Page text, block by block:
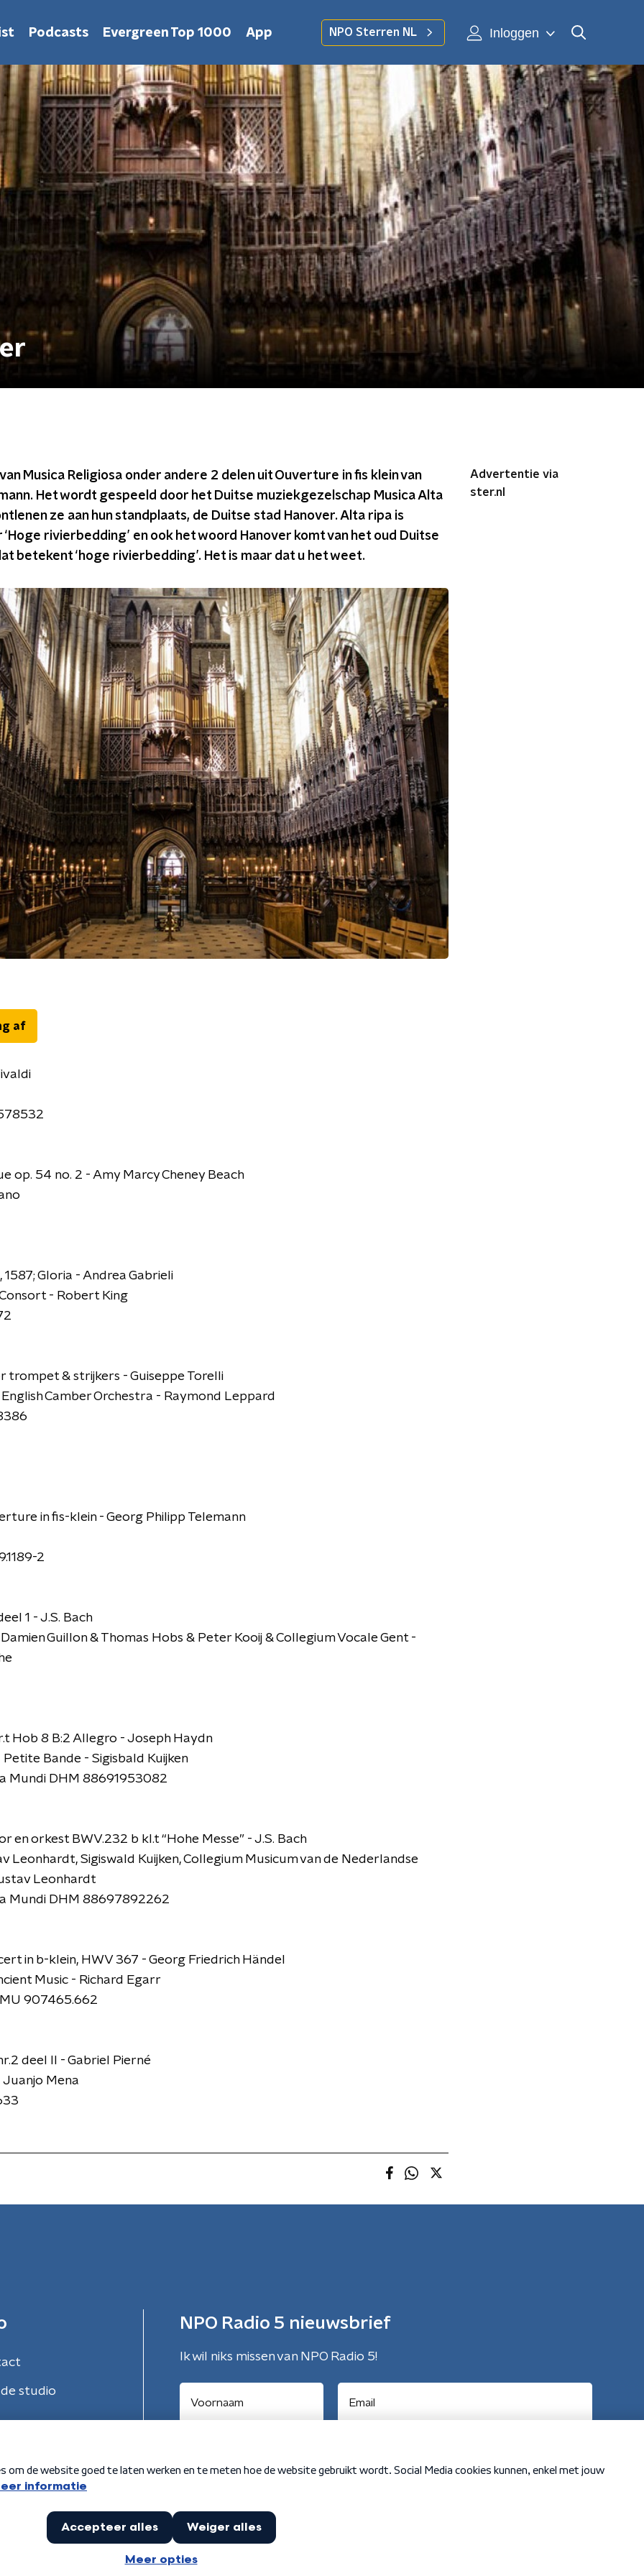
Podcasts Evergreen Top 1000 App NPO Sterren NL Inloggen
Musica Religiosa onder andere 2 delen uit Ouverture in fis klein van
Het wordt gespeeld door het Duitse muziekgezelschap Musica Alta
ze aan hun standplaats, de Duitse stad Hanover. Alta ripa is
‘Hoge rivierbedding’ en ook het woord Hanover komt van het oud Duitse
betekent ‘hoge rivierbedding’. Het is maar dat u het weet.
af
op. 54 no. 2 - Amy Marcy Cheney Beach
Gloria - Andrea Gabrieli
Consort - Robert King
trompet & strijkers - Guiseppe Torelli
Camber Orchestra - Raymond Leppard
in fis-klein - Georg Philipp Telemann
2
1 - J.S. Bach
Guillon & Thomas Hobs & Peter Kooij & Collegium Vocale Gent -
Hob 8 B:2 Allegro - Joseph Haydn
Bande - Sigisbald Kuijken
Mundi DHM 88691953082
en orkest BWV.232 b kl.t “Hohe Messe” - J.S. Bach
Leonhardt, Sigiswald Kuijken, Collegium Musicum van de Nederlandse
Leonhardt
Mundi DHM 88697892262
in b-klein, HWV 367 - Georg Friedrich Händel
Music - Richard Egarr
907465.662
deel II - Gabriel Pierné
Juanjo Mena
Advertentie via
ster.nl
studio
NPO Radio 5 nieuwsbrief
Ik wil niks missen van NPO Radio 5!